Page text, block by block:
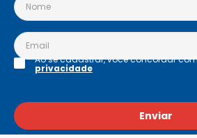
Enviar
Ao se cadastrar, você concordar
privacidade